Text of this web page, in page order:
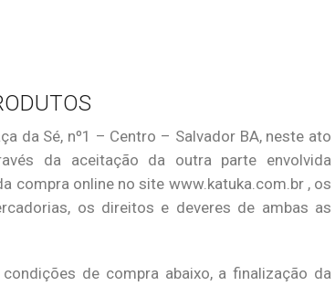
da Sé, nº1 – Centro – Salvador BA, neste ato
da aceitação da outra parte envolvida
compra online no site www.katuka.com.br , os
os direitos e deveres de ambas as
de compra abaixo, a finalização da